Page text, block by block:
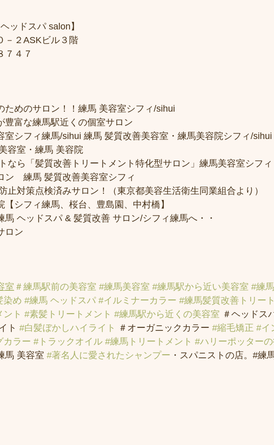
ッドスパ salon】
－２ASKビル３階
７４７
ためのサロン！！練馬 美容室シフィ/sihui
豊富な練馬駅近くの個室サロン
室シフィ練馬/sihui 練馬 髪質改善美容室・練馬美容院シフィ/sihui
容室・練馬 美容院
なら「髪質改善トリートメント特化型サロン」練馬美容室シフィ
　練馬 髪質改善美容室シフィ
止対策点検済みサロン！（東京都美容生活衛生同業組合より）
シフィ練馬、桜台、豊島園、中村橋】
馬 ヘッドスパ & 髪質改善 サロン/シフィ練馬へ・・
ロン
室 ＃練馬駅前の美容室 #練馬美容室 #練馬駅から近い美容室 #練
染め #練馬 ヘッドスパ #イルミナーカラー #練馬髪質改善トリー
ト #素髪トリートメント #練馬駅から近くの美容室 ＃ヘッドス
ト #白髪ぼかしハイライト ＃オーガニックカラー #縮毛矯正 #イ
カラー #トラックオイル #練馬トリートメント #ハリーポッター
馬 美容室 #著名人に愛されたシャンプー ・スパニストの店。#練